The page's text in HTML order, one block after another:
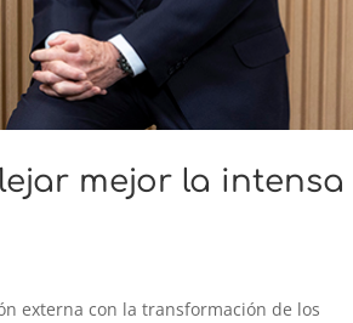
mejor la intensa
externa con la transformación de los